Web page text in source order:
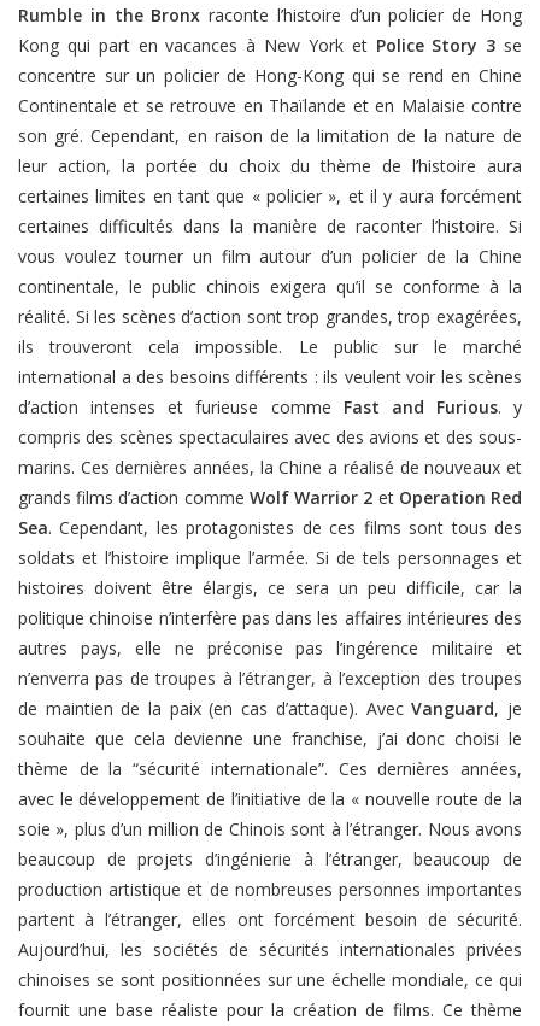
Rumble in the Bronx raconte l’histoire d’un policier de Hong
Kong qui part en vacances à New York et Police Story 3 se
concentre sur un policier de Hong-Kong qui se rend en Chine
Continentale et se retrouve en Thaïlande et en Malaisie contre
son gré. Cependant, en raison de la limitation de la nature de
leur action, la portée du choix du thème de l’histoire aura
certaines limites en tant que « policier », et il y aura forcément
certaines difficultés dans la manière de raconter l’histoire. Si
vous voulez tourner un film autour d’un policier de la Chine
continentale, le public chinois exigera qu’il se conforme à la
réalité. Si les scènes d’action sont trop grandes, trop exagérées,
ils trouveront cela impossible. Le public sur le marché
international a des besoins différents : ils veulent voir les scènes
d’action intenses et furieuse comme Fast and Furious. y
compris des scènes spectaculaires avec des avions et des sous-
marins. Ces dernières années, la Chine a réalisé de nouveaux et
grands films d’action comme Wolf Warrior 2 et Operation Red
Sea. Cependant, les protagonistes de ces films sont tous des
soldats et l’histoire implique l’armée. Si de tels personnages et
histoires doivent être élargis, ce sera un peu difficile, car la
politique chinoise n’interfère pas dans les affaires intérieures des
autres pays, elle ne préconise pas l’ingérence militaire et
n’enverra pas de troupes à l’étranger, à l’exception des troupes
de maintien de la paix (en cas d’attaque). AvecVanguard, je
souhaite que cela devienne une franchise, j’ai donc choisi le
thème de la “sécurité internationale”. Ces dernières années,
avec le développement de l’initiative de la « nouvelle route de la
soie », plus d’un million de Chinois sont à l’étranger. Nous avons
beaucoup de projets d’ingénierie à l’étranger, beaucoup de
production artistique et de nombreuses personnes importantes
partent à l’étranger, elles ont forcément besoin de sécurité.
Aujourd’hui, les sociétés de sécurités internationales privées
chinoises se sont positionnées sur une échelle mondiale, ce qui
fournit une base réaliste pour la création de films. Ce thème